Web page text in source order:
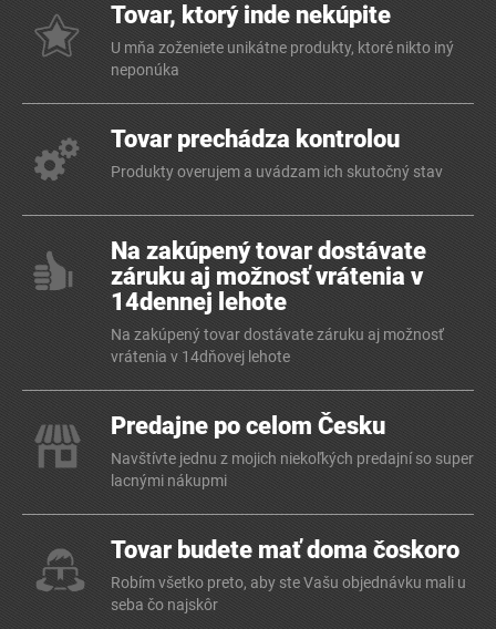
Tovar, ktorý inde nekúpite
U mňa zoženiete unikátne produkty, ktoré nikto iný
neponúka
Tovar prechádza kontrolou
Produkty overujem a uvádzam ich skutočný stav
Na zakúpený tovar dostávate
záruku aj možnosť vrátenia v
14dennej lehote
Na zakúpený tovar dostávate záruku aj možnosť
vrátenia v 14dňovej lehote
Predajne po celom Česku
Navštívte jednu z mojich niekoľkých predajní so super
lacnými nákupmi
Tovar budete mať doma čoskoro
Robím všetko preto, aby ste Vašu objednávku mali u
seba čo najskôr